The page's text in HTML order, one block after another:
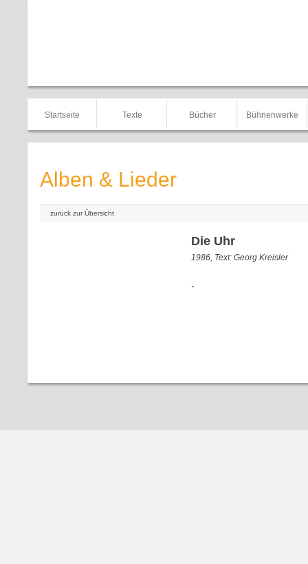
Startseite Texte Bücher Bühnenwerke
Alben & Lieder
zurück zur Übersicht
Die Uhr
1986, Text: Georg Kreisler
-